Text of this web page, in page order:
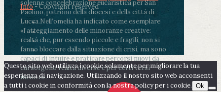
solenne concelebrazione eucaristica per San
Paolino, patrono della diocesi e della città di
Lucca.Nell’omelia ha indicato come esemplare
«l’atteggiamento delle minoranze creative:
realtà che, pur essendo piccole e fragili, non si
fanno bloccare dalla situazione di crisi, ma sono
capaci di intuire e praticare percorsi nuovi da
cui sorgono realtà diverse e per certi versi
inedite».
Info- Copyright reserved
Questo sito web utilizza i cookie solamente per migliorare la tua
esperienza di navigazione. Utilizzando il nostro sito web acconsenti
a tutti i cookie in conformità con la nostra policy per i cookie. Ok